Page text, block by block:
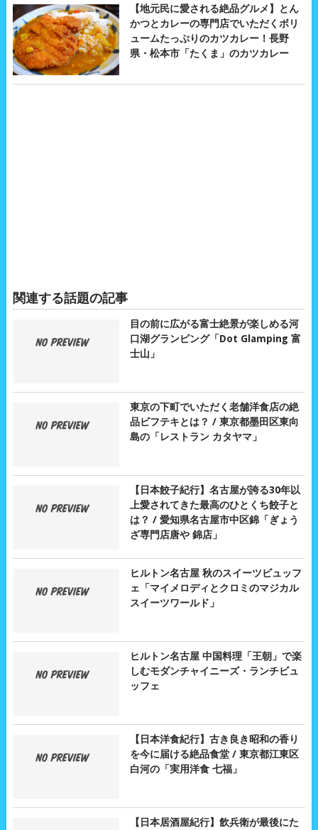
【地元民に愛される絶品グルメ】とん
かつとカレーの専門店でいただくボリ
ュームたっぷりのカツカレー！長野
県・松本市「たくま」のカツカレー
関連する話題の記事
目の前に広がる富士絶景が楽しめる河
口湖グランピング「Dot Glamping 富
士山」
東京の下町でいただく老舗洋食店の絶
品ビフテキとは？ / 東京都墨田区東向
島の「レストラン カタヤマ」
【日本餃子紀行】名古屋が誇る30年以
上愛されてきた最高のひとくち餃子と
は？ / 愛知県名古屋市中区錦「ぎょう
ざ専門店唐や 錦店」
ヒルトン名古屋 秋のスイーツビュッフ
ェ「マイメロディとクロミのマジカル
スイーツワールド」
ヒルトン名古屋 中国料理「王朝」で楽
しむモダンチャイニーズ・ランチビュ
ッフェ
【日本洋食紀行】古き良き昭和の香り
を今に届ける絶品食堂 / 東京都江東区
白河の「実用洋食 七福」
【日本居酒屋紀行】飲兵衛が最後にた